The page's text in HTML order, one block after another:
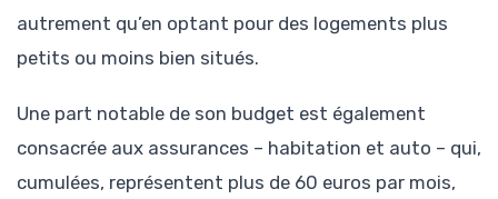
autrement qu’en optant pour des logements plus
petits ou moins bien situés.
Une part notable de son budget est également
consacrée aux assurances – habitation et auto – qui,
cumulées, représentent plus de 60 euros par mois,